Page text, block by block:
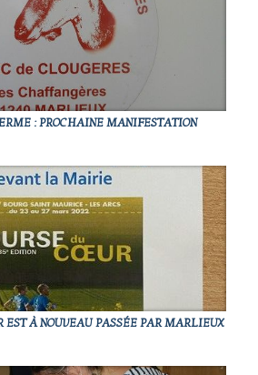
: PROCHAINE MANIFESTATION
EST À NOUVEAU PASSÉE PAR MARLIEUX